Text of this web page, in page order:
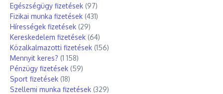
Egészségügy fizetések (97)
Fizikai munka fizetések (431)
Hírességek fizetések (29)
Kereskedelem fizetések (64)
Közalkalmazotti fizetések (156)
Mennyit keres? (1 158)
Pénzügy fizetések (59)
Sport fizetések (18)
Szellemi munka fizetések (329)